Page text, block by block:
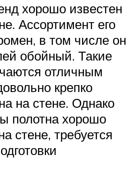
хорошо известен
Ассортимент его
в том числе он
обойный. Такие
отличным
крепко
на стене. Однако
полотна хорошо
стене, требуется